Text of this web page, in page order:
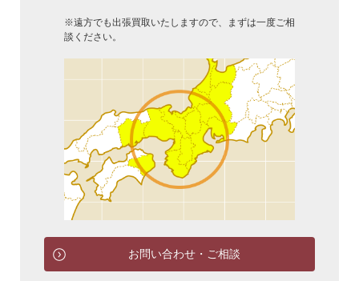
※遠方でも出張買取いたしますので、まずは一度ご相
談ください。
お問い合わせ・ご相談